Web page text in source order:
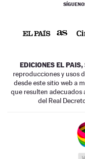
EDICIONES EL
reproducciones y usos
desde este sitio web a
que resulten adecuados
del Real